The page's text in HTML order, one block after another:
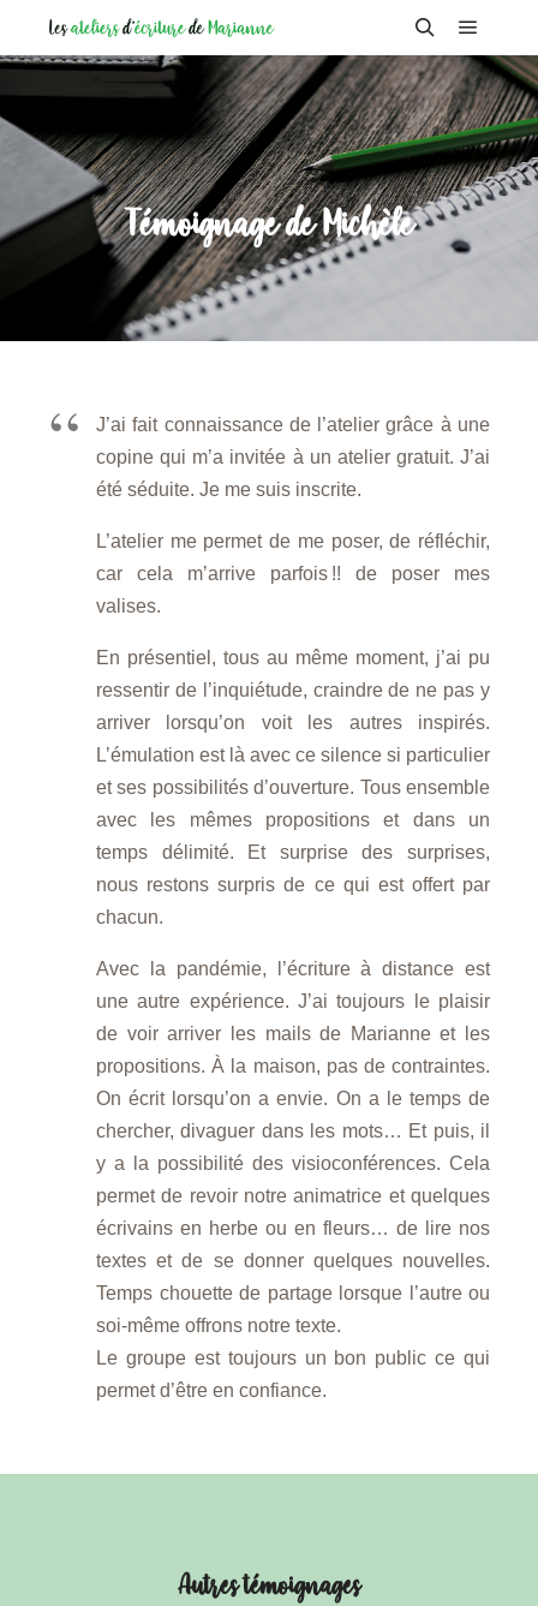
Rechercher
Menu
Témoignage de Michèle
J’ai fait connaissance de l’atelier grâce à une
copine qui m’a invitée à un atelier gratuit. J’ai
été séduite. Je me suis inscrite.
L’atelier me permet de me poser, de réfléchir,
car cela m’arrive parfois !! de poser mes
valises.
En présentiel, tous au même moment, j’ai pu
ressentir de l’inquiétude, craindre de ne pas y
arriver lorsqu’on voit les autres inspirés.
L’émulation est là avec ce silence si particulier
et ses possibilités d’ouverture. Tous ensemble
avec les mêmes propositions et dans un
temps délimité. Et surprise des surprises,
nous restons surpris de ce qui est offert par
chacun.
Avec la pandémie, l’écriture à distance est
une autre expérience. J’ai toujours le plaisir
de voir arriver les mails de Marianne et les
propositions. À la maison, pas de contraintes.
On écrit lorsqu’on a envie. On a le temps de
chercher, divaguer dans les mots… Et puis, il
y a la possibilité des visioconférences. Cela
permet de revoir notre animatrice et quelques
écrivains en herbe ou en fleurs… de lire nos
textes et de se donner quelques nouvelles.
Temps chouette de partage lorsque l’autre ou
soi-même offrons notre texte.
Le groupe est toujours un bon public ce qui
permet d’être en confiance.
Autres témoignages